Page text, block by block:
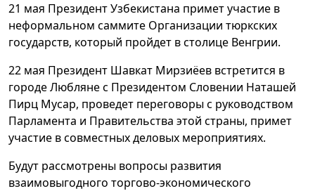
21 мая Президент Узбекистана примет участие в
неформальном саммите Организации тюркских
государств, который пройдет в столице Венгрии.
22 мая Президент Шавкат Мирзиёев встретится в
городе Любляне с Президентом Словении Наташей
Пирц Мусар, проведет переговоры с руководством
Парламента и Правительства этой страны, примет
участие в совместных деловых мероприятиях.
Будут рассмотрены вопросы развития
взаимовыгодного торгово-экономического